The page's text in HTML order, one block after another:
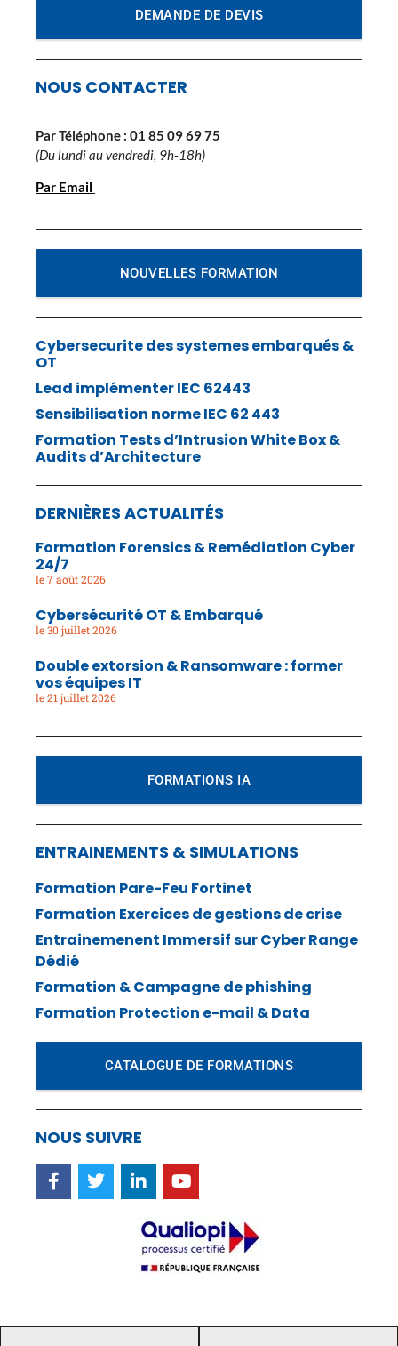
DEMANDE DE DEVIS
NOUS CONTACTER
Par Téléphone : 01 85 09 69 75
(Du lundi au vendredi, 9h-18h)
Par Email
NOUVELLES FORMATION
Cybersecurite des systemes embarqués &
OT
Lead implémenter IEC 62443
Sensibilisation norme IEC 62 443
Formation Tests d’Intrusion White Box &
Audits d’Architecture
DERNIÈRES ACTUALITÉS
Formation Forensics & Remédiation Cyber
24/7
7 août 2026
Cybersécurité OT & Embarqué
30 juillet 2026
Double extorsion & Ransomware : former
vos équipes IT
21 juillet 2026
FORMATIONS IA
ENTRAINEMENTS & SIMULATIONS
Formation Pare-Feu Fortinet
Formation Exercices de gestions de crise
Entrainemenent Immersif sur Cyber Range
Dédié
Formation & Campagne de phishing
Formation Protection e-mail & Data
CATALOGUE DE FORMATIONS
NOUS SUIVRE